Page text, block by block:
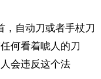
，自动刀或者手杖刀
何看着唬人的刀
会违反这个法